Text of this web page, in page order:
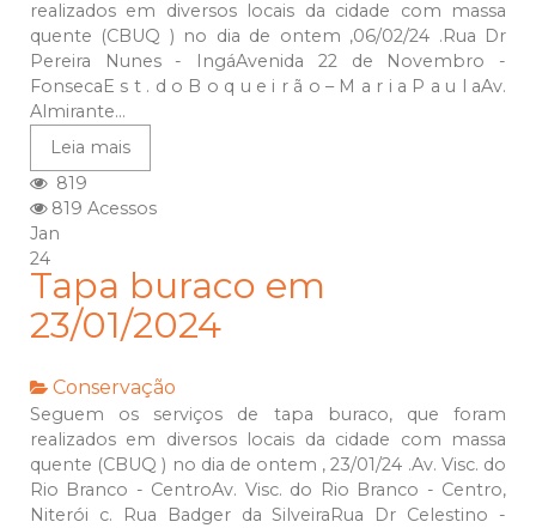
realizados em diversos locais da cidade com massa
quente (CBUQ ) no dia de ontem ,06/02/24 .Rua Dr
Pereira Nunes - IngáAvenida 22 de Novembro -
FonsecaE s t . d o B o q u e i r ã o – M a r i a P a u l aAv.
Almirante...
Leia mais
819
819 Acessos
Jan
24
Tapa buraco em
23/01/2024
Conservação
Seguem os serviços de tapa buraco, que foram
realizados em diversos locais da cidade com massa
quente (CBUQ ) no dia de ontem , 23/01/24 .Av. Visc. do
Rio Branco - CentroAv. Visc. do Rio Branco - Centro,
Niterói c. Rua Badger da SilveiraRua Dr Celestino -